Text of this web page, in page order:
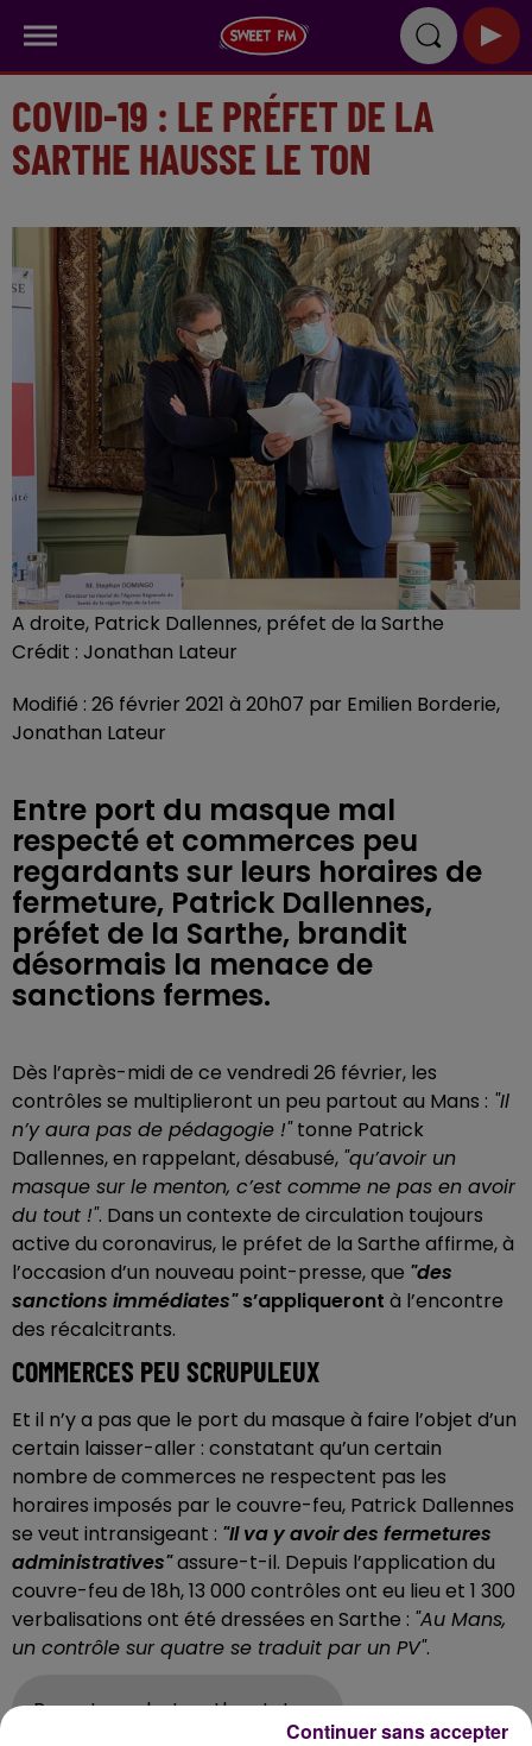
COVID-19 : LE PRÉFET DE LA
SARTHE HAUSSE LE TON
A droite, Patrick Dallennes, préfet de la Sarthe
Crédit : Jonathan Lateur
Modifié : 26 février 2021 à 20h07 par Emilien Borderie,
Jonathan Lateur
Entre port du masque mal
respecté et commerces peu
regardants sur leurs horaires de
fermeture, Patrick Dallennes,
préfet de la Sarthe, brandit
désormais la menace de
sanctions fermes.
Dès l’après-midi de ce vendredi 26 février, les
contrôles se multiplieront un peu partout au Mans : "Il
n’y aura pas de pédagogie !"tonne Patrick
Dallennes, en rappelant, désabusé, "qu’avoir un
masque sur le menton, c’est comme ne pas en avoir
du tout !". Dans un contexte de circulation toujours
active du coronavirus, le préfet de la Sarthe affirme, à
l’occasion d’un nouveau point-presse, que "des
sanctions immédiates"s’appliqueront à l’encontre
des récalcitrants.
COMMERCES PEU SCRUPULEUX
Et il n’y a pas que le port du masque à faire l’objet d’un
certain laisser-aller : constatant qu’un certain
nombre de commerces ne respectent pas les
horaires imposés par le couvre-feu, Patrick Dallennes
se veut intransigeant : "Il va y avoir des fermetures
administratives"assure-t-il. Depuis l’application du
couvre-feu de 18h, 13 000 contrôles ont eu lieu et 1 300
verbalisations ont été dressées en Sarthe : "Au Mans,
un contrôle sur quatre se traduit par un PV".
Reportage de Jonathan Lateur
Continuer sans accepter